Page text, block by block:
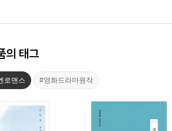
의 태그
로맨스 #영화드라마원작